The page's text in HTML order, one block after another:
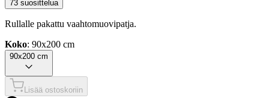
73 suosittelua
Rullalle pakattu vaahtomuovipatja.
Koko: 90x200 cm
90x200 cm
Lisää ostoskoriin